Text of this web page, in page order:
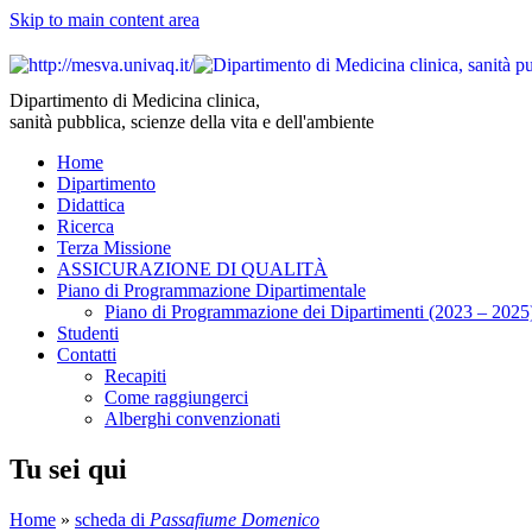
Skip to main content area
Dipartimento di Medicina clinica,
sanità pubblica, scienze della vita e dell'ambiente
Home
Dipartimento
Didattica
Ricerca
Terza Missione
ASSICURAZIONE DI QUALITÀ
Piano di Programmazione Dipartimentale
Piano di Programmazione dei Dipartimenti (2023 –
Studenti
Contatti
Recapiti
Come raggiungerci
Alberghi convenzionati
Tu sei qui
Home » scheda di Passafiume Domenico